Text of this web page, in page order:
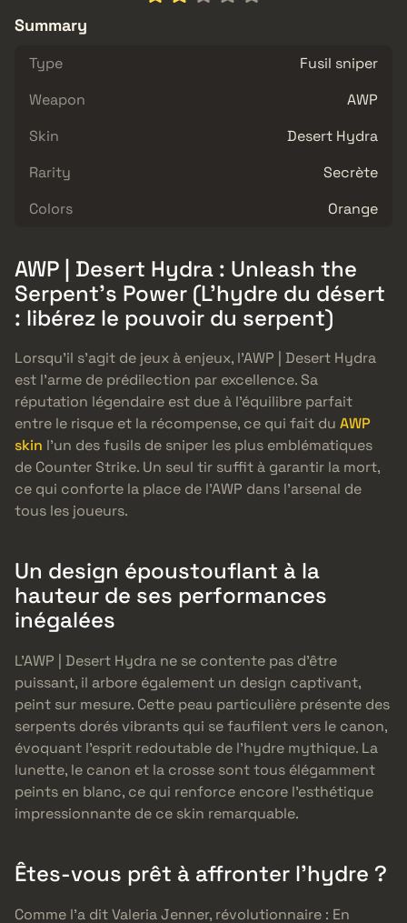
Summary
Type
Fusil sniper
Weapon
AWP
Skin
Desert Hydra
Rarity
Secrète
Colors
Orange
AWP | Desert Hydra : Unleash the
Serpent’s Power (L’hydre du désert
: libérez le pouvoir du serpent)
Lorsqu’il s’agit de jeux à enjeux, l’AWP | Desert Hydra
est l’arme de prédilection par excellence. Sa
réputation légendaire est due à l’équilibre parfait
entre le risque et la récompense, ce qui fait du AWP
skin l’un des fusils de sniper les plus emblématiques
de Counter Strike. Un seul tir suffit à garantir la mort,
ce qui conforte la place de l’AWP dans l’arsenal de
tous les joueurs.
Un design époustouflant à la
hauteur de ses performances
inégalées
L’AWP | Desert Hydra ne se contente pas d’être
puissant, il arbore également un design captivant,
peint sur mesure. Cette peau particulière présente des
serpents dorés vibrants qui se faufilent vers le canon,
évoquant l’esprit redoutable de l’hydre mythique. La
lunette, le canon et la crosse sont tous élégamment
peints en blanc, ce qui renforce encore l’esthétique
impressionnante de ce skin remarquable.
Êtes-vous prêt à affronter l’hydre ?
Comme l’a dit Valeria Jenner, révolutionnaire : En